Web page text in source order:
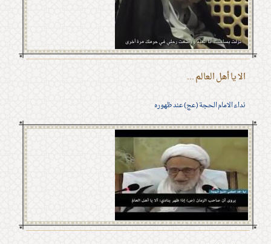
الا يا أهل العالم ...
نداء الامام الحجة (عج) عند ظهوره